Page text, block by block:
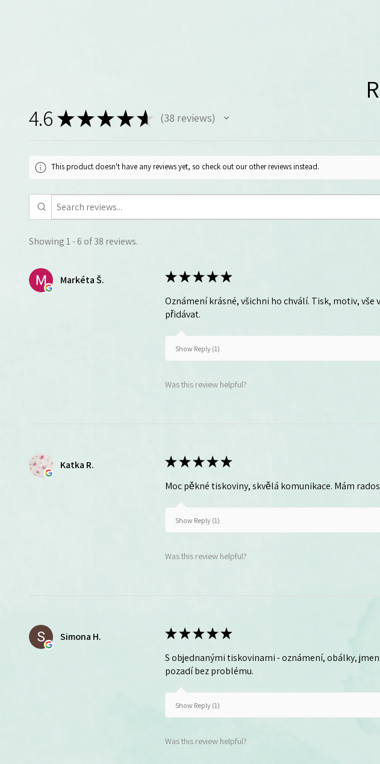
4.6 ★★★★★ 38 reviews
38
This product doesn't have any reviews yet, so check out our other reviews instead.
Showing 1 - 6 of 38 reviews.
Markéta Š. ★★★★★
Oznámení krásné, všichni ho chválí. Tisk, motiv,
přidávat.
Show Reply (1)
Was this review helpful?
Katka R. ★★★★★
Moc pěkné tiskoviny, skvělá komunikace. Mám
Show Reply (1)
Was this review helpful?
Simona H. ★★★★★
S objednanými tiskovinami - oznámení, obálky,
pozadí bez problému.
Show Reply (1)
Was this review helpful?